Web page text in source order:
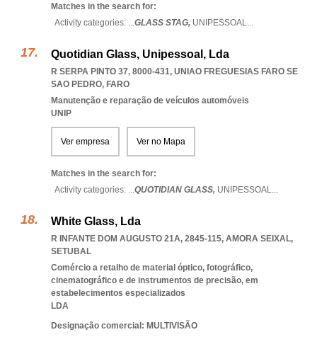
Matches in the search for:
Activity categories: ...GLASS STAG, UNIPESSOAL...
Quotidian Glass, Unipessoal, Lda
R SERPA PINTO 37, 8000-431, UNIAO FREGUESIAS FARO SE
SAO PEDRO, FARO
Manutenção e reparação de veículos automóveis
UNIP
Ver empresa Ver no Mapa
Matches in the search for:
Activity categories: ...QUOTIDIAN GLASS, UNIPESSOAL...
White Glass, Lda
R INFANTE DOM AUGUSTO 21A, 2845-115, AMORA SEIXAL,
SETUBAL
Comércio a retalho de material óptico, fotográfico,
cinematográfico e de instrumentos de precisão, em
estabelecimentos especializados
LDA
Designação comercial: MULTIVISÃO